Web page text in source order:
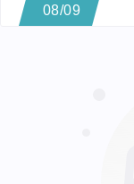
08/09